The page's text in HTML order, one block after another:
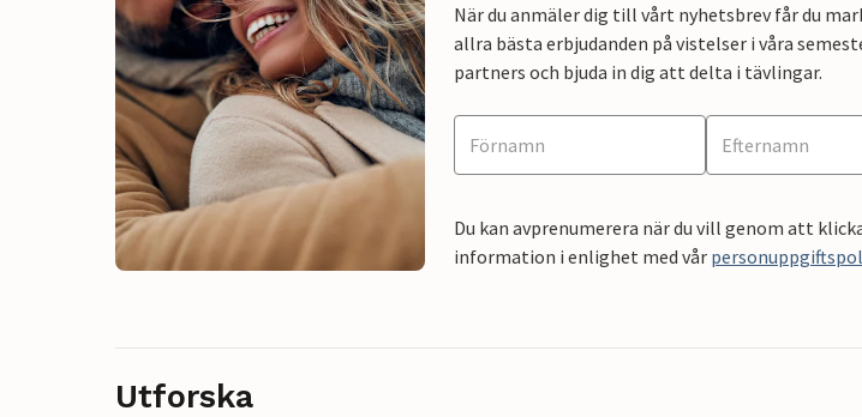
När du anmäler dig till vårt nyhetsbrev får du
allra bästa erbjudanden på vistelser i våra
partners och bjuda in dig att delta i tävlingar.
Du kan avprenumerera när du vill genom att
information i enlighet med vår
Utforska